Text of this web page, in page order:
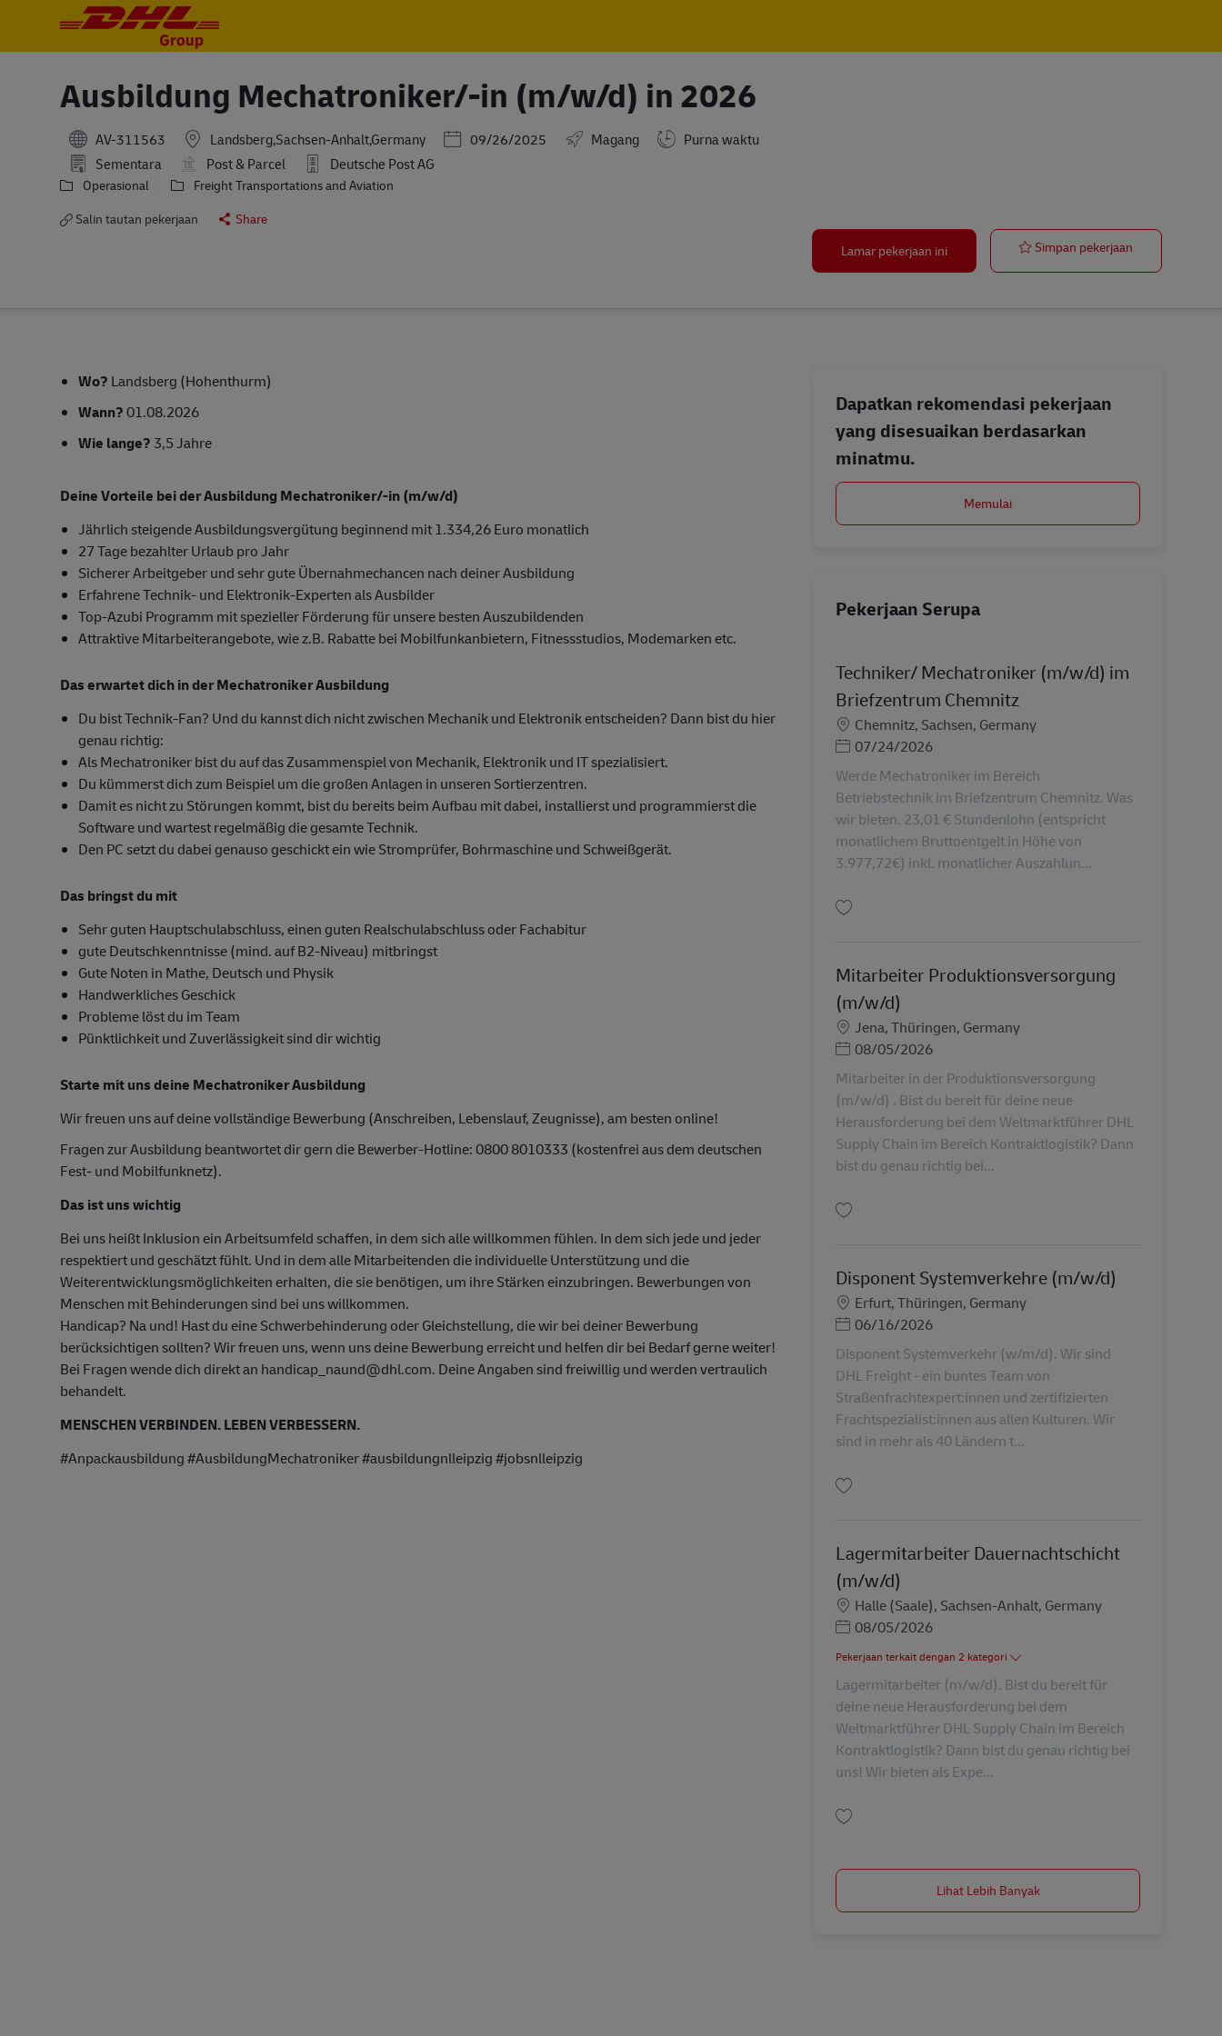
Ausbildung Mechatroniker/-in (m/w/d) in 2026
AV-311563 Landsberg,Sachsen-Anhalt,Germany Posted Date
09/26/2025 Magang
Purna waktu
Sementara
Post & Parcel Deutsche Post AG
Operasional
Freight Transportations and Aviation
Salin tautan pekerjaan
Share
Lamar pekerjaan ini
Simpan pekerjaan
Wo? Landsberg (Hohenthurm)
Wann?01.08.2026
Wie lange? 3,5 Jahre
Deine Vorteile bei der Ausbildung Mechatroniker/-in (m/w/d)
Jährlich steigende Ausbildungsvergütung beginnend mit 1.334,26 Euro monatlich
27 Tage bezahlter Urlaub pro Jahr
Sicherer Arbeitgeber und sehr gute Übernahmechancen nach deiner Ausbildung
Erfahrene Technik- und Elektronik-Experten als Ausbilder
Top-Azubi Programm mit spezieller Förderung für unsere besten Auszubildenden
Attraktive Mitarbeiterangebote, wie z.B. Rabatte bei Mobilfunkanbietern, Fitnessstudios, Modemarken etc.
Das erwartet dich in der Mechatroniker Ausbildung
Du bist Technik-Fan? Und du kannst dich nicht zwischen Mechanik und Elektronik entscheiden? Dann bist du hier
genau richtig:
Als Mechatroniker bist du auf das Zusammenspiel von Mechanik, Elektronik und IT spezialisiert.
Du kümmerst dich zum Beispiel um die großen Anlagen in unseren Sortierzentren.
Damit es nicht zu Störungen kommt, bist du bereits beim Aufbau mit dabei, installierst und programmierst die
Software und wartest regelmäßig die gesamte Technik.
Den PC setzt du dabei genauso geschickt ein wie Stromprüfer, Bohrmaschine und Schweißgerät.
Das bringst du mit
Sehr guten Hauptschulabschluss, einen guten Realschulabschluss oder Fachabitur
gute Deutschkenntnisse (mind. auf B2-Niveau) mitbringst
Gute Noten in Mathe, Deutsch und Physik
Handwerkliches Geschick
Probleme löst du im Team
Pünktlichkeit und Zuverlässigkeit sind dir wichtig
Starte mit uns deine Mechatroniker Ausbildung
Wir freuen uns auf deine vollständige Bewerbung (Anschreiben, Lebenslauf, Zeugnisse), am besten online!
Fragen zur Ausbildung beantwortet dir gern die Bewerber-Hotline: 0800 8010333 (kostenfrei aus dem deutschen
Fest- und Mobilfunknetz).
Das ist uns wichtig
Bei uns heißt Inklusion ein Arbeitsumfeld schaffen, in dem sich alle willkommen fühlen. In dem sich jede und jeder
respektiert und geschätzt fühlt. Und in dem alle Mitarbeitenden die individuelle Unterstützung und die
Weiterentwicklungsmöglichkeiten erhalten, die sie benötigen, um ihre Stärken einzubringen. Bewerbungen von
Menschen mit Behinderungen sind bei uns willkommen.
Handicap? Na und! Hast du eine Schwerbehinderung oder Gleichstellung, die wir bei deiner Bewerbung
berücksichtigen sollten? Wir freuen uns, wenn uns deine Bewerbung erreicht und helfen dir bei Bedarf gerne weiter!
Bei Fragen wende dich direkt an handicap_naund@dhl.com. Deine Angaben sind freiwillig und werden vertraulich
behandelt.
MENSCHEN VERBINDEN. LEBEN VERBESSERN.
#Anpackausbildung #AusbildungMechatroniker #ausbildungnlleipzig #jobsnlleipzig
Dapatkan rekomendasi pekerjaan
yang disesuaikan berdasarkan
minatmu.
Memulai
Pekerjaan Serupa
Techniker/ Mechatroniker (m/w/d) im
Briefzentrum Chemnitz
LokasiChemnitz, Sachsen, Germany
Posted Date
07/24/2026
Werde Mechatroniker im Bereich
Betriebstechnik im Briefzentrum Chemnitz. Was
wir bieten. 23,01 € Stundenlohn (entspricht
monatlichem Bruttoentgelt in Höhe von
3.977,72€) inkl. monatlicher Auszahlun...
Mitarbeiter Produktionsversorgung
(m/w/d)
LokasiJena, Thüringen, Germany
Posted Date
08/05/2026
Mitarbeiter in der Produktionsversorgung
(m/w/d) . Bist du bereit für deine neue
Herausforderung bei dem Weltmarktführer DHL
Supply Chain im Bereich Kontraktlogistik? Dann
bist du genau richtig bei...
Disponent Systemverkehre (m/w/d)
LokasiErfurt, Thüringen, Germany
Posted Date
06/16/2026
Disponent Systemverkehr (w/m/d). Wir sind
DHL Freight - ein buntes Team von
Straßenfrachtexpert:innen und zertifizierten
Frachtspezialist:innen aus allen Kulturen. Wir
sind in mehr als 40 Ländern t...
Lagermitarbeiter Dauernachtschicht
(m/w/d)
LokasiHalle (Saale), Sachsen-Anhalt, Germany
Posted Date
08/05/2026
Pekerjaan terkait dengan 2 kategori
Lagermitarbeiter (m/w/d). Bist du bereit für
deine neue Herausforderung bei dem
Weltmarktführer DHL Supply Chain im Bereich
Kontraktlogistik? Dann bist du genau richtig bei
uns! Wir bieten als Expe...
Lihat Lebih Banyak